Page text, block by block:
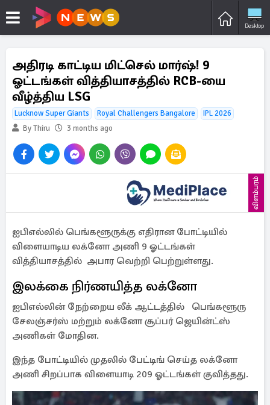
Desktop
அதிரடி காட்டிய மிட்செல் மார்ஷ்! 9
ஓட்டங்கள் வித்தியாசத்தில் RCB-யை
வீழ்த்திய LSG
Lucknow Super Giants Royal Challengers Bangalore
IPL 2026
By Thiru
3 months ago
விளம்பரம்
ஐபிஎல்லில் பெங்களூருக்கு எதிரான போட்டியில்
விளையாடிய லக்னோ அணி 9 ஓட்டங்கள்
வித்தியாசத்தில் அபார வெற்றி பெற்றுள்ளது.
இலக்கை நிர்ணயித்த லக்னோ
ஐபிஎல்லின் நேற்றைய லீக் ஆட்டத்தில் பெங்களூரு
சேலஞ்சர்ஸ் மற்றும் லக்னோ சூப்பர் ஜெயின்ட்ஸ்
அணிகள் மோதின.
இந்த போட்டியில் முதலில் பேட்டிங் செய்த லக்னோ
அணி சிறப்பாக விளையாடி 209 ஓட்டங்கள் குவித்தது.